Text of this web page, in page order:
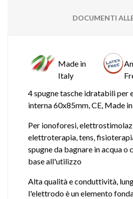
DOCUMENTI
Made in
Italy
4 spugne tasche idratabili per
interna60x85mm, CE, Made
Per ionoforesi,
elettroterapia, tens,
spugne da bagnare in acqua o
base all'utilizzo
Alta qualità e conduttività,
l'elettrodo è un elemento